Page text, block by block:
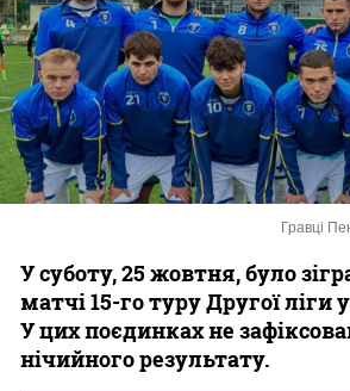
Різне
Букмекери
Казино
Гравці
У суботу, 25 жовтня, було
матчі 15-го туру Другої ліги
У цих поєдинках не
нічийного результату.